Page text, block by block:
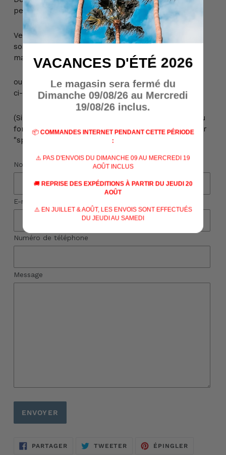
personnes majeures de + de 18 ans.
Veuillez nous contacter pour plus d'informations,
soit par téléphone au +32 (0) 69 22 49 42, soit par
mail à info@billau.be,
ou encore directement via le formulaire de contact
ci-dessous :
(Si vous n'avez pas reçu de réponse à votre mail ou
formulaire de contact, veuillez vérifier votre dossier
"spams")
Nom
E-mail
Numéro de téléphone
Message
PARTAGERPARTAGER
SUR
TWEETER TWEETERÉPINGLER
VACANCES D'ÉTÉ 2026
Le magasin sera fermé du
Dimanche 09/08/26 au Mercredi
19/08/26 inclus.
📦 COMMANDES INTERNET PENDANT CETTE PÉRIODE
:
⚠️ PAS D'ENVOIS DU DIMANCHE 09 AU MERCREDI 19
AOÛT INCLUS
🚚 REPRISE DES EXPÉDITIONS À PARTIR DU JEUDI 20
AOÛT
⚠️ EN JUILLET & AOÛT, LES ENVOIS SONT EFFECTUÉS
DU JEUDI AU SAMEDI